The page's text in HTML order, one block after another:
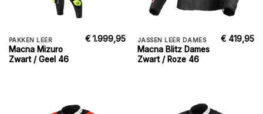
PAKKEN LEER
Macna Mizuro
Zwart / Geel 46
€ 1.999,95 JASSEN LEER DAMES
Macna Blitz Dames
Zwart / Roze 46
€ 419,95